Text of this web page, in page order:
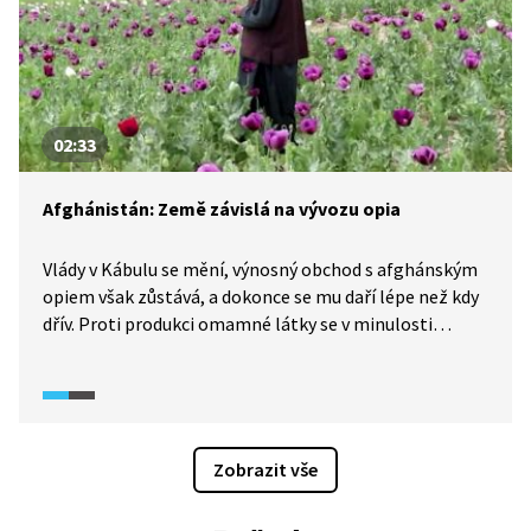
02:33
Afghánistán: Země závislá na vývozu opia
Vlády v Kábulu se mění, výnosný obchod s afghánským
opiem však zůstává, a dokonce se mu daří lépe než kdy
dřív. Proti produkci omamné látky se v minulosti
s opiem se přitom nachází v jeho tradiční baště,
pro výrobu heroinu islám zakazuje. Přesto z hornaté
země pochází nejméně osmdesát procent veškeré jeho
Zobrazit vše